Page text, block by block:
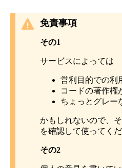
免責事項
その1
サービスによっては
営利目的での利
コードの著作権
ちょっとグレー
かもしれないので、
を確認して使ってくだ
その2